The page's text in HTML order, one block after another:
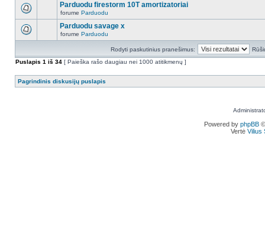
Parduodu firestorm 10T amortizatoriai
forume Parduodu
Parduodu savage x
forume Parduodu
Rodyti paskutinius pranešimus:
Puslapis 1 iš 34 [ Paieška rašo daugiau nei 1000 atitikmenų ]
Pagrindinis diskusijų puslapis
Powered by phpBB
Vertė Vilius